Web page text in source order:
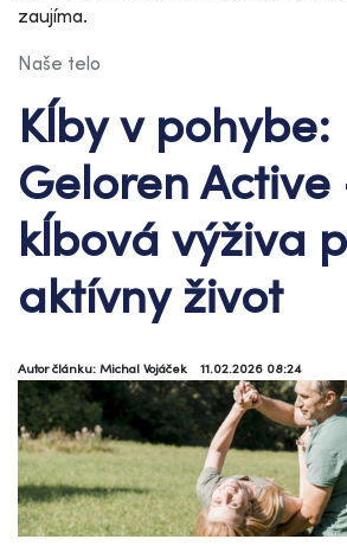
zaujíma.
Naše telo
Kĺby v pohybe:
Geloren
kĺbová výživa
aktívny život
Autor článku: Michal Vojáček 11.02.2026 08:24